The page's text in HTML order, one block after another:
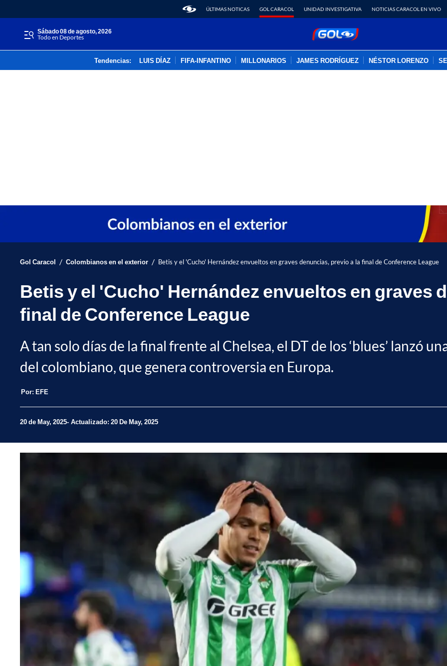
ÚLTIMAS NOTICAS GOL CARACOL UNIDAD INVESTIGATIVA NOTICIAS CARACOL EN VIVO
sábado 08 de agosto, 2026
Todo en Deportes
Tendencias: LUIS DÍAZ FIFA-INFANTINO MILLONARIOS JAMES RODRÍGUEZ NÉSTOR LORENZO
Gol Caracol / Colombianos en el exterior / Betis y el 'Cucho' Hernández envueltos en graves denuncias, previo a la final de Conference League
Betis y el 'Cucho' Hernández envueltos en graves
final de Conference League
A tan solo días de la final frente al Chelsea, el DT de los ‘blues’ lanzó
del colombiano, que genera controversia en Europa.
Por: EFE
20 de May, 2025 Actualizado: 20 De May, 2025